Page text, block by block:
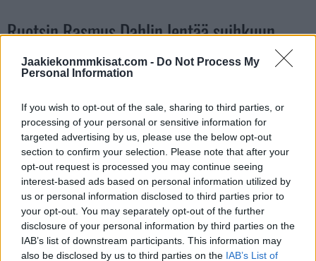
Jaakiekonmmkisat.com - Do Not Process My
Personal Information
If you wish to opt-out of the sale, sharing to third parties, or
processing of your personal or sensitive information for
targeted advertising by us, please use the below opt-out
section to confirm your selection. Please note that after your
opt-out request is processed you may continue seeing
interest-based ads based on personal information utilized by
us or personal information disclosed to third parties prior to
your opt-out. You may separately opt-out of the further
disclosure of your personal information by third parties on the
IAB’s list of downstream participants. This information may
also be disclosed by us to third parties on the IAB’s List of
Ruotsin Rasmus Dahlin lentää suihkuun
MM-kisoissa:
2645
Jos video ei näy, voit katsoa sen